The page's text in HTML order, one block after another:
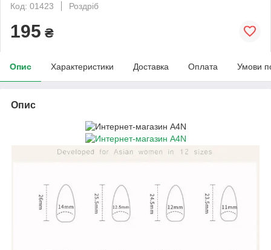
Код: 01423
Роздріб
195 ₴
Опис Характеристики Доставка Оплата Умови
Опис